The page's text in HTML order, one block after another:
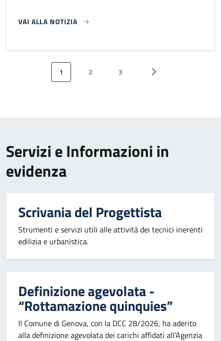
VAI ALLA NOTIZIA
Paginazione
Pagina attuale
1 Pagina
2 Pagina
3 Pagina successiva
Servizi e Informazioni in
evidenza
Scrivania del Progettista
Strumenti e servizi utili alle attività dei tecnici inerenti
edilizia e urbanistica.
Definizione agevolata -
“Rottamazione quinquies”
Il Comune di Genova, con la DCC 28/2026, ha aderito
alla definizione agevolata dei carichi affidati all’Agenzia